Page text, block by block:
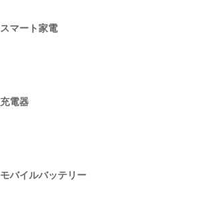
スマート家電
充電器
モバイルバッテリー